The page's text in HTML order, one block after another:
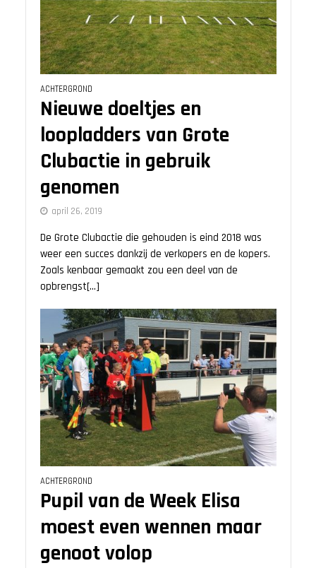
ACHTERGROND
Nieuwe doeltjes en
loopladders van Grote
Clubactie in gebruik
genomen
april 26, 2019
De Grote Clubactie die gehouden is eind 2018 was
weer een succes dankzij de verkopers en de kopers.
Zoals kenbaar gemaakt zou een deel van de
opbrengst[...]
ACHTERGROND
Pupil van de Week Elisa
moest even wennen maar
genoot volop